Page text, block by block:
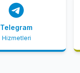
Telegram
Hizmetleri